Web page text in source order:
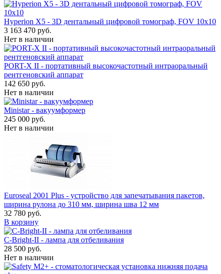
Hyperion X5 - 3D дентальный цифровой томограф, FOV 10x10
3 163 470 руб.
Нет в наличии
PORT-X II - портативный высокочастотный интраоральный
рентгеновский аппарат
142 650 руб.
Нет в наличии
Ministar - вакуумформер
245 000 руб.
Нет в наличии
Euroseal 2001 Plus - устройство для запечатывания пакетов,
ширина рулона до 310 мм, ширина шва 12 мм
32 780 руб.
В корзину
С-Bright-II - лампа для отбеливания
28 500 руб.
Нет в наличии